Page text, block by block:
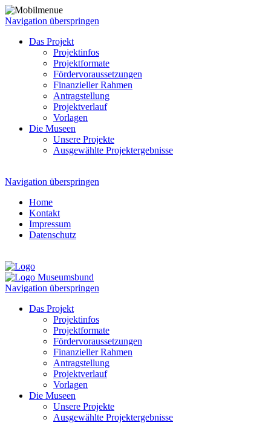
Navigation überspringen
Das Projekt
Projektinfos
Projektformate
Fördervoraussetzungen
Finanzieller Rahmen
Antragstellung
Projektverlauf
Vorlagen
Die Museen
Unsere Projekte
Ausgewählte Projektergebnisse
Navigation überspringen
Home
Kontakt
Impressum
Datenschutz
Navigation überspringen
Das Projekt
Projektinfos
Projektformate
Fördervoraussetzungen
Finanzieller Rahmen
Antragstellung
Projektverlauf
Vorlagen
Die Museen
Unsere Projekte
Ausgewählte Projektergebnisse